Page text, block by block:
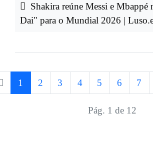
Shakira reúne Messi e Mbappé
Dai" para o Mundial 2026 |
1 2 3 4 5 6 7
Pág. 1 de 12